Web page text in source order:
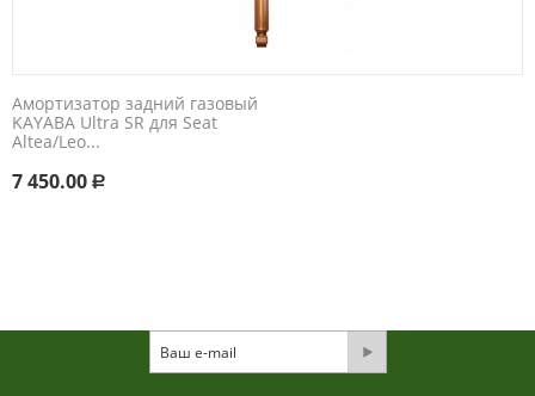
Амортизатор задний газовый
KAYABA Ultra SR для Seat
Altea/Leo...
7 450.00 Р